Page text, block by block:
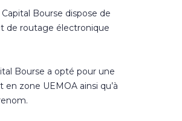
Bourse dispose de
de routage électronique
Bourse a opté pour une
zone UEMOA ainsi qu’à